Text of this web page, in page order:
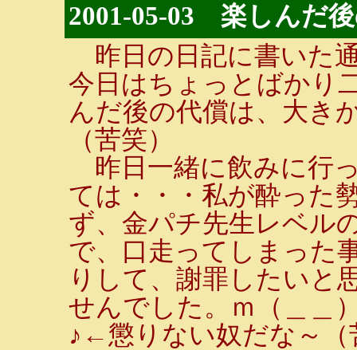
2001-05-03 楽しんだ
昨日の日記に書いた
今日はちょっとばかり
んだ後の代償は、大き
（苦笑）
昨日一緒に飲みに行
ては・・・私が酔った
ず、金パチ先生レベル
で、口走ってしまった
りして、謝罪したいと
せんでした。ｍ（＿＿
♪←懲りない奴だな～（